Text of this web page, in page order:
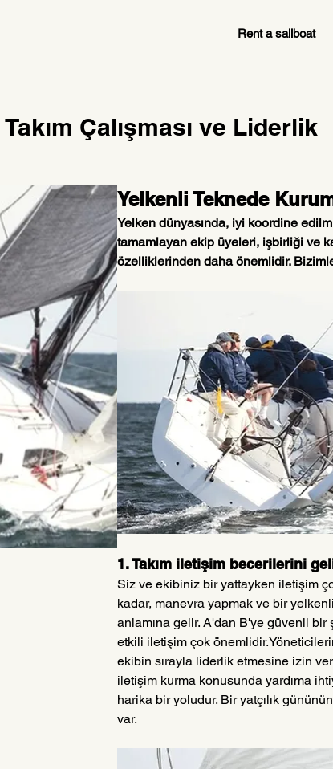
Rent a sailboat
Takım Çalışması ve Liderlik
Yelkenli Teknede
Yelken dünyasında, iyi koordine
tamamlayan ekip üyeleri, işbirliği ve
özelliklerinden daha önemlidir.
1. Takım iletişim becerilerini
Siz ve ekibiniz bir yattayken iletişim
kadar, manevra yapmak ve bir
anlamına gelir. A'dan B'ye güvenli
etkili iletişim çok
ekibin sırayla liderlik etmesine izin
iletişim kurma konusunda yardıma
harika bir yoludur. Bir yatçılık
var.